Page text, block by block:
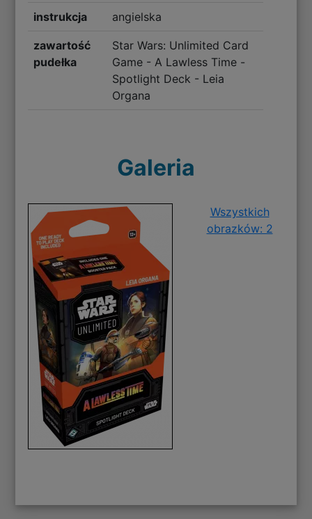
instrukcja angielska
zawartość
pudełka
Star Wars: Unlimited Card
Game - A Lawless Time -
Spotlight Deck - Leia
Organa
Galeria
Wszystkich
obrazków: 2